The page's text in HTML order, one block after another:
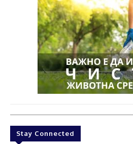
Stay Connected